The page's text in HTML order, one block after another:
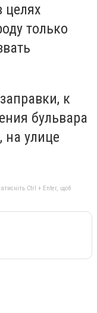
целях
только
к
бульвара
на улице
Ctrl + Enter, щоб